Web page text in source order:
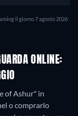
il giorno7 agosto 2026
ONLINE:
of Ashur" in
o comprarlo